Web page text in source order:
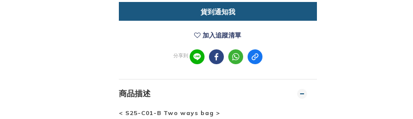
貨到通知我
加入追蹤清單
分享到
商品描述
< S25-C01-B Two ways bag >